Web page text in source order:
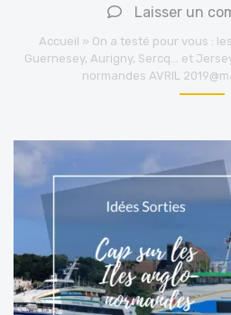
Laisser un
Accueil » On a testé pour vous :
Guernesey, Aurigny, Sercq… et
normandes AVRIL